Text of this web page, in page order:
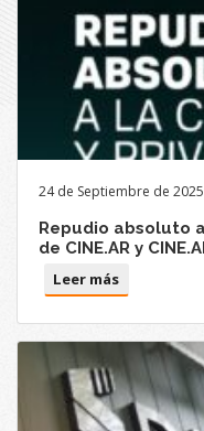
24 de Septiembre de 2025
Repudio absoluto
de CINE.AR y
Leer más